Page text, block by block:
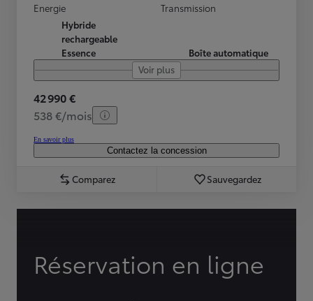
Energie
Hybride
rechargeable
Essence
Transmission
Boîte automatique
Voir plus
42 990 €
538 €/mois
En savoir plus
Contactez la concession
Comparez Sauvegardez
Réservation en ligne